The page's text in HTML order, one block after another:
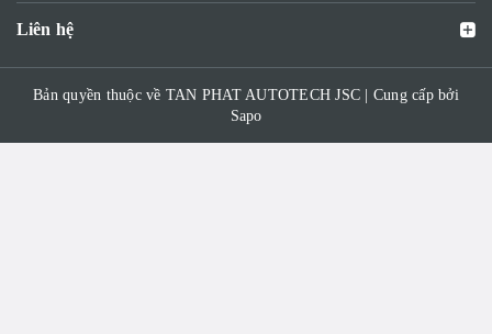
Liên hệ
Bản quyền thuộc về TAN PHAT AUTOTECH JSC | Cung cấp bởi
Sapo